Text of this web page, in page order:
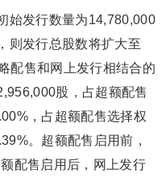
始发行数量为14,780,000
则发行总股数将扩大至
配售和网上发行相结合的
股，占超额配售
，占超额配售选择权
。超额配售启用前，
配售启用后，网上发行